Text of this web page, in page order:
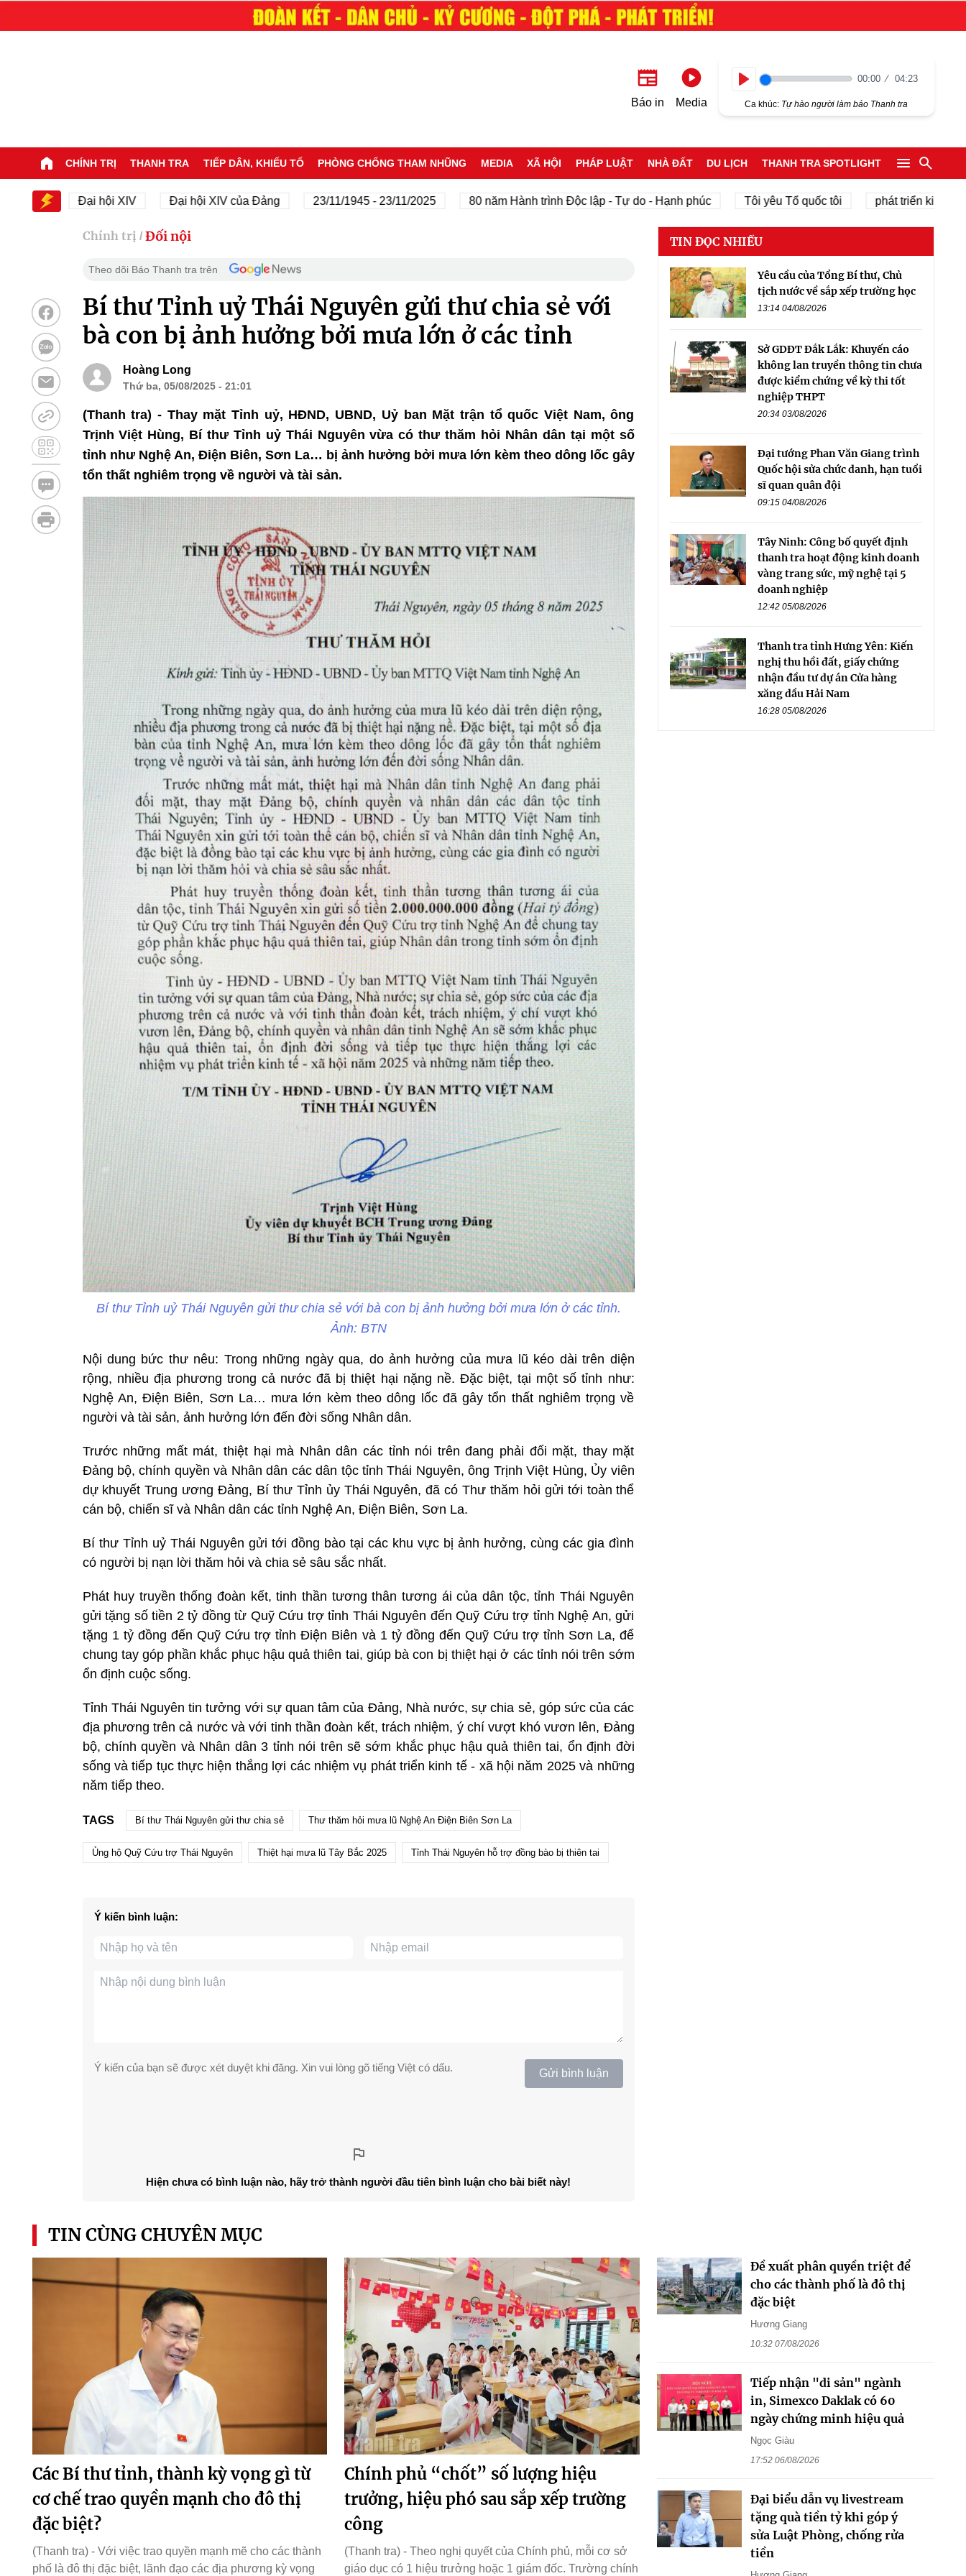
Báo in Media
00:00 04:23
Ca khúc: Tự hào người làm báo Thanh tra
CHÍNH TRỊ THANH TRA TIẾP DÂN, KHIẾU TỐ PHÒNG CHỐNG THAM NHŨNG MEDIA XÃ HỘI PHÁP LUẬT NHÀ ĐẤT DU LỊCH THANH TRA SPOTLIGHT
Đại hội XIV Đại hội XIV của Đảng 23/11/1945 - 23/11/2025 80 năm Hành trình Độc lập - Tự do - Hạnh phúc Tôi yêu Tổ quốc tôi phát triển kinh tế tư nhân
Chính trị / Đối nội
Theo dõi Báo Thanh tra trên
Bí thư Tỉnh uỷ Thái Nguyên gửi thư chia sẻ với
bà con bị ảnh hưởng bởi mưa lớn ở các tỉnh
Hoàng Long
Thứ ba, 05/08/2025 - 21:01
(Thanh tra) - Thay mặt Tỉnh uỷ, HĐND, UBND, Uỷ ban Mặt trận tổ quốc Việt Nam, ông
Trịnh Việt Hùng, Bí thư Tỉnh uỷ Thái Nguyên vừa có thư thăm hỏi Nhân dân tại một số
tỉnh như Nghệ An, Điện Biên, Sơn La… bị ảnh hưởng bởi mưa lớn kèm theo dông lốc gây
tổn thất nghiêm trọng về người và tài sản.
Bí thư Tỉnh uỷ Thái Nguyên gửi thư chia sẻ với bà con bị ảnh hưởng bởi mưa lớn ở các tỉnh.
Ảnh: BTN
Nội dung bức thư nêu: Trong những ngày qua, do ảnh hưởng của mưa lũ kéo dài trên diện
rộng, nhiều địa phương trong cả nước đã bị thiệt hại nặng nề. Đặc biệt, tại một số tỉnh như:
Nghệ An, Điện Biên, Sơn La… mưa lớn kèm theo dông lốc đã gây tổn thất nghiêm trọng về
người và tài sản, ảnh hưởng lớn đến đời sống Nhân dân.
Trước những mất mát, thiệt hại mà Nhân dân các tỉnh nói trên đang phải đối mặt, thay mặt
Đảng bộ, chính quyền và Nhân dân các dân tộc tỉnh Thái Nguyên, ông Trịnh Việt Hùng, Ủy viên
dự khuyết Trung ương Đảng, Bí thư Tỉnh ủy Thái Nguyên, đã có Thư thăm hỏi gửi tới toàn thể
cán bộ, chiến sĩ và Nhân dân các tỉnh Nghệ An, Điện Biên, Sơn La.
Bí thư Tỉnh uỷ Thái Nguyên gửi tới đồng bào tại các khu vực bị ảnh hưởng, cùng các gia đình
có người bị nạn lời thăm hỏi và chia sẻ sâu sắc nhất.
Phát huy truyền thống đoàn kết, tinh thần tương thân tương ái của dân tộc, tỉnh Thái Nguyên
gửi tặng số tiền 2 tỷ đồng từ Quỹ Cứu trợ tỉnh Thái Nguyên đến Quỹ Cứu trợ tỉnh Nghệ An, gửi
tặng 1 tỷ đồng đến Quỹ Cứu trợ tỉnh Điện Biên và 1 tỷ đồng đến Quỹ Cứu trợ tỉnh Sơn La, để
chung tay góp phần khắc phục hậu quả thiên tai, giúp bà con bị thiệt hại ở các tỉnh nói trên sớm
ổn định cuộc sống.
Tỉnh Thái Nguyên tin tưởng với sự quan tâm của Đảng, Nhà nước, sự chia sẻ, góp sức của các
địa phương trên cả nước và với tinh thần đoàn kết, trách nhiệm, ý chí vượt khó vươn lên, Đảng
bộ, chính quyền và Nhân dân 3 tỉnh nói trên sẽ sớm khắc phục hậu quả thiên tai, ổn định đời
sống và tiếp tục thực hiện thắng lợi các nhiệm vụ phát triển kinh tế - xã hội năm 2025 và những
năm tiếp theo.
TAGS Bí thư Thái Nguyên gửi thư chia sẻ Thư thăm hỏi mưa lũ Nghệ An Điện Biên Sơn La
Ủng hộ Quỹ Cứu trợ Thái Nguyên Thiệt hại mưa lũ Tây Bắc 2025 Tỉnh Thái Nguyên hỗ trợ đồng bào bị thiên tai
Ý kiến bình luận:
Ý kiến của bạn sẽ được xét duyệt khi đăng. Xin vui lòng gõ tiếng Việt có dấu. Gửi bình luận
Hiện chưa có bình luận nào, hãy trở thành người đầu tiên bình luận cho bài biết này!
TIN ĐỌC NHIỀU
Yêu cầu của Tổng Bí thư, Chủ
tịch nước về sắp xếp trường học
13:14 04/08/2026
Sở GDĐT Đắk Lắk: Khuyến cáo
không lan truyền thông tin chưa
được kiểm chứng về kỳ thi tốt
nghiệp THPT
20:34 03/08/2026
Đại tướng Phan Văn Giang trình
Quốc hội sửa chức danh, hạn tuổi
sĩ quan quân đội
09:15 04/08/2026
Tây Ninh: Công bố quyết định
thanh tra hoạt động kinh doanh
vàng trang sức, mỹ nghệ tại 5
doanh nghiệp
12:42 05/08/2026
Thanh tra tỉnh Hưng Yên: Kiến
nghị thu hồi đất, giấy chứng
nhận đầu tư dự án Cửa hàng
xăng dầu Hải Nam
16:28 05/08/2026
TIN CÙNG CHUYÊN MỤC
Các Bí thư tỉnh, thành kỳ vọng gì từ
cơ chế trao quyền mạnh cho đô thị
đặc biệt?
(Thanh tra) - Với việc trao quyền mạnh mẽ cho các thành
phố là đô thị đặc biệt, lãnh đạo các địa phương kỳ vọng
Chính phủ “chốt” số lượng hiệu
trưởng, hiệu phó sau sắp xếp trường
công
(Thanh tra) - Theo nghị quyết của Chính phủ, mỗi cơ sở
giáo dục có 1 hiệu trưởng hoặc 1 giám đốc. Trường chính
Đề xuất phân quyền triệt để
cho các thành phố là đô thị
đặc biệt
Hương Giang
10:32 07/08/2026
Tiếp nhận "di sản" ngành
in, Simexco Daklak có 60
ngày chứng minh hiệu quả
Ngọc Giàu
17:52 06/08/2026
Đại biểu dẫn vụ livestream
tặng quà tiền tỷ khi góp ý
sửa Luật Phòng, chống rửa
tiền